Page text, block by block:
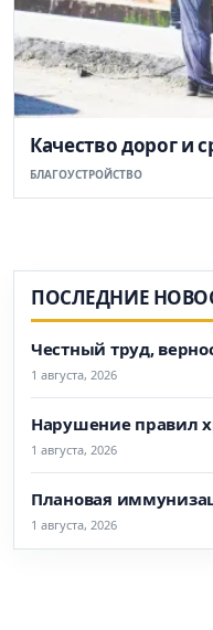
Качество дорог и
БЛАГОУСТРОЙСТВО
ПОСЛЕДНИЕ
Честный труд,
1 августа, 2026
Нарушение правил
1 августа, 2026
Плановая
1 августа, 2026